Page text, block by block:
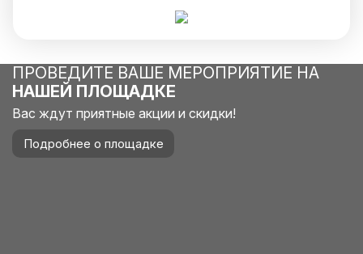
ПРОВЕДИТЕ ВАШЕ МЕРОПРИЯТИЕ НА
НАШЕЙ ПЛОЩАДКЕ
Вас ждут приятные акции и скидки!
Подробнее о площадке